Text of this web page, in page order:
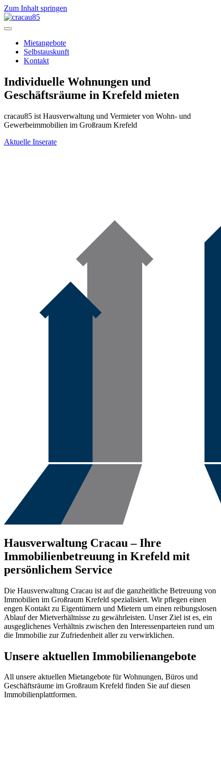
Zum Inhalt springen
Mietangebote
Selbstauskunft
Kontakt
Individuelle Wohnungen und
Geschäftsräume in Krefeld mieten
cracau85 ist Hausverwaltung und Vermieter von Wohn- und
Gewerbeimmobilien im Großraum Krefeld
Aktuelle Inserate
Hausverwaltung Cracau – Ihre
Immobilienbetreuung in Krefeld mit
persönlichem Service
Die Hausverwaltung Cracau ist auf die ganzheitliche Betreuung von
Immobilien im Großraum Krefeld spezialisiert. Wir pflegen einen
engen Kontakt zu Eigentümern und Mietern um einen reibungslosen
Ablauf der Mietverhältnisse zu gewährleisten. Unser Ziel ist es, ein
ausgeglichenes Verhältnis zwischen den Interessenparteien rund um
die Immobilie zur Zufriedenheit aller zu verwirklichen.
Unsere aktuellen Immobilienangebote
All unsere aktuellen Mietangebote für Wohnungen, Büros und
Geschäftsräume im Großraum Krefeld finden Sie auf diesen
Immobilienplattformen.